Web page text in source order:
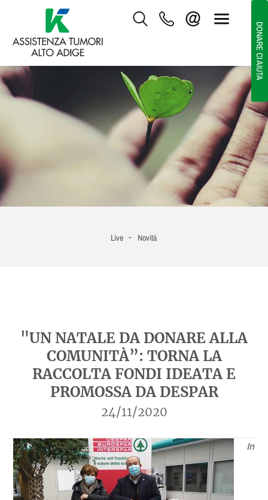
DONARE CI AIUTA
Live - Novità
"UN NATALE DA DONARE ALLA
COMUNITÀ”: TORNA LA
RACCOLTA FONDI IDEATA E
PROMOSSA DA DESPAR
24/11/2020
In